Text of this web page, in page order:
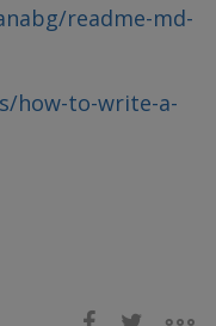
readme-md-
how-to-write-a-